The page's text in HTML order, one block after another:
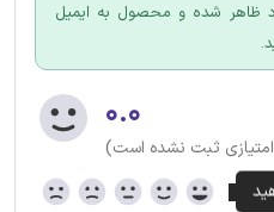
ظاهر شده و محصول به ایمیل
۰.۰
امتیازی ثبت نشده است)